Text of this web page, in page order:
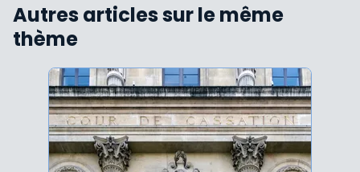
Autres articles sur le même
thème